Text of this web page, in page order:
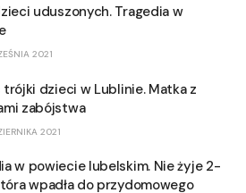
uduszonych. Tragedia w
2021
trójki dzieci w Lublinie. Matka z
zabójstwa
2021
w powiecie lubelskim. Nie żyje 2-
wpadła do przydomowego